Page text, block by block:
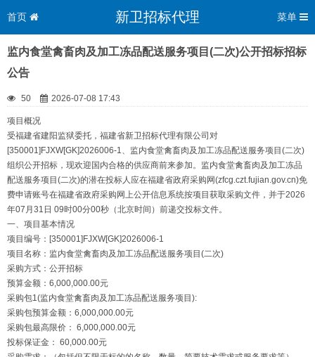
首页 新卫招标代理 菜单
监内食堂禽畜肉及加工冻品配送服务项目(二次)公开招标招标
公告
50 2026-07-08 17:43
项目概况
受福建省建阳监狱委托，福建省新卫招标代理有限公司对
[350001]FJXW[GK]2026006-1、监内食堂禽畜肉及加工冻品配送服务项目(二次)
组织公开招标，现欢迎国内合格的供应商前来参加。监内食堂禽畜肉及加工冻品
配送服务项目(二次)的潜在投标人应在福建省政府采购网(zfcg.czt.fujian.gov.cn)免
费申请账号在福建省政府采购网上公开信息系统按项目获取采购文件，并于2026
年07月31日 09时00分00秒（北京时间）前递交投标文件。
一、项目基本情况
项目编号：[350001]FJXW[GK]2026006-1
项目名称：监内食堂禽畜肉及加工冻品配送服务项目(二次)
采购方式：公开招标
预算金额：6,000,000.00元
采购包1(监内食堂禽畜肉及加工冻品配送服务项目):
采购包预算金额：6,000,000.00元
采购包最高限价： 6,000,000.00元
投标保证金： 60,000.00元